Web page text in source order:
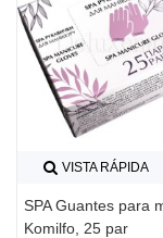
VISTA RÁPIDA
SPA Guantes para
Komilfo, 25 par